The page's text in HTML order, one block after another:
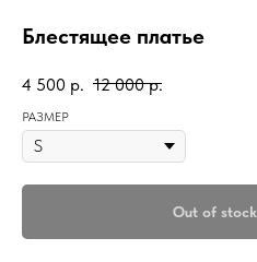
Блестящее платье
4 500 р. 12 000 р.
РАЗМЕР
Out of stock